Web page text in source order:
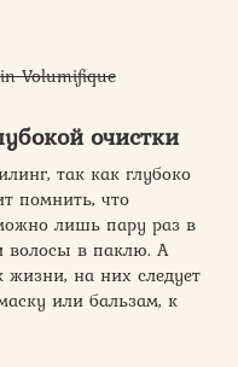
Volumifique
очистки
так как глубоко
помнить, что
лишь пару раз в
волосы в паклю. А
на них следует
или бальзам, к